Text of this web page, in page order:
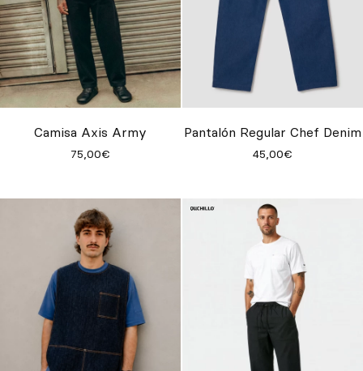
Camisa Axis Army
75,00€
Pantalón Regular Chef Denim
45,00€